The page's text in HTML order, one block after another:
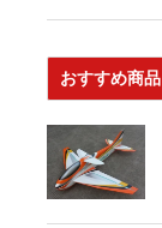
おすすめ商品